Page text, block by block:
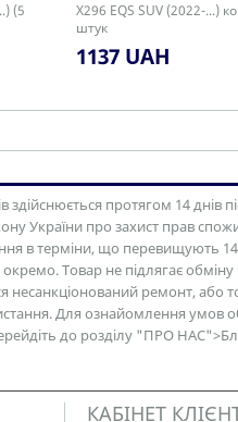
(5
X296 EQS SUV (2022-...)
штук
1137 UAH
здійснюється протягом 14 днів
України про захист прав
в терміни, що перевищують 14
Товар не підлягає обміну
несанкціонований ремонт, або
Для ознайомлення умов
до розділу "ПРО
КАБІНЕТ